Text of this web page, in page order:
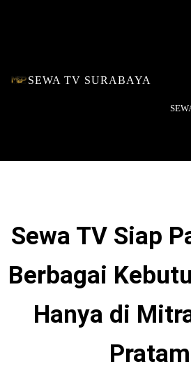
SEWA TV SURABAYA
Sewa TV Siap
Berbagai
Hanya di